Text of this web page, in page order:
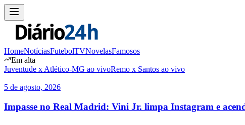
HomeNotíciasFutebolTVNovelasFamosos
Em alta
Juventude x Atlético-MG ao vivoRemo x Santos ao vivo
5 de agosto, 2026
Impasse no Real Madrid: Vini Jr. limpa Instagram e